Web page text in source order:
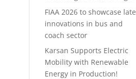
FIAA 2026 to showcase
innovations in bus and
coach sector
Karsan Supports Electric
Mobility with Renewable
Energy in Production!